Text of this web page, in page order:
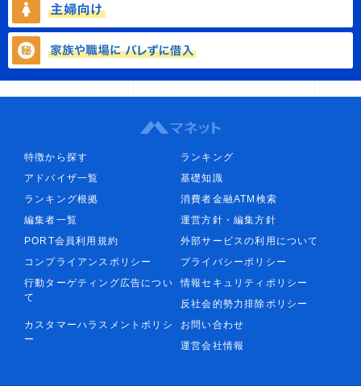
特徴から探す
ランキング
アドバイザ一覧
基礎知識
ランキング根拠
消費者金融ATM検索
編集者一覧
運営方針・編集方針
PORT会員利用規約
外部サービスの利用について
コンプライアンスポリシー
プライバシーポリシー
行動ターゲティング広告につい
て
情報セキュリティポリシー
反社会的勢力排除ポリシー
カスタマーハラスメントポリシ
ー
お問い合わせ
運営会社情報